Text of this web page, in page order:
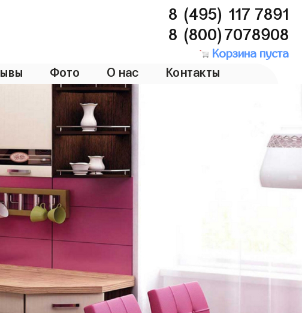
8 (495) 117 7891
8 (800)7078908
Корзина пуста
Фото О нас Контакты